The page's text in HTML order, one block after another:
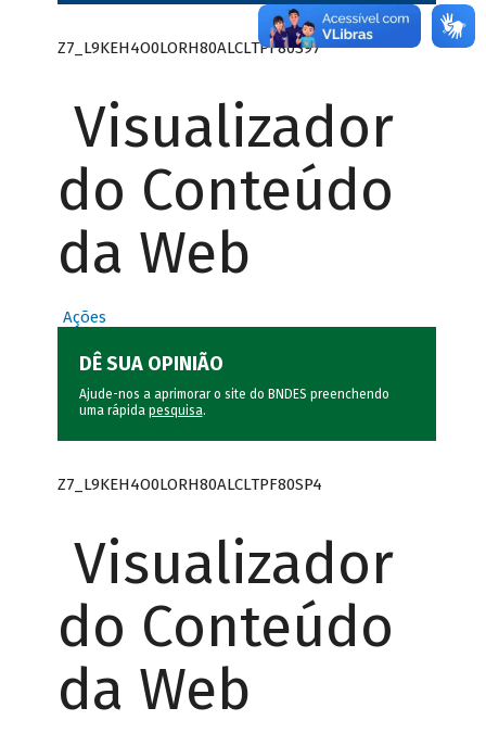
Z7_L9KEH4O0LORH80ALCLTPF80S97
Visualizador
do Conteúdo
da Web
Ações
DÊ SUA OPINIÃO
Ajude-nos a aprimorar o site do BNDES preenchendo
uma rápida pesquisa.
Z7_L9KEH4O0LORH80ALCLTPF80SP4
Visualizador
do Conteúdo
da Web